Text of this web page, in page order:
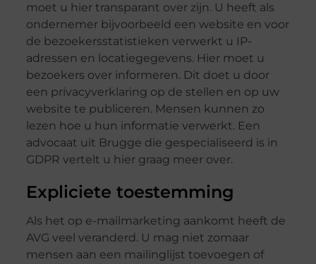
moet u hier transparant over zijn. U heeft als
ondernemer bijvoorbeeld een website en voor
de bezoekersstatistieken verwerkt u IP-
adressen en locatiegegevens. Hier moet u
bezoekers over informeren. Dit doet u door
een privacyverklaring op de stellen en op uw
website te publiceren. Mensen kunnen zo
lezen hoe u hun informatie verwerkt. Een
advocaat uit Brugge die gespecialiseerd is in
GDPR vertelt u hier graag meer over.
Expliciete toestemming
Als het op e-mailmarketing aankomt heeft de
AVG veel veranderd. U mag niet zomaar
mensen aan een mailinglijst toevoegen of